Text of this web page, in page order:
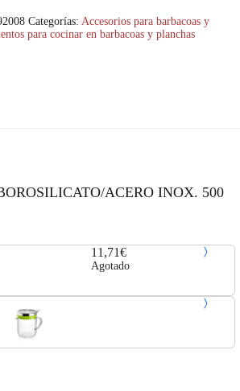
Categorías: Accesorios para barbacoas y
para cocinar en barbacoas y planchas
ACERO INOX. 500
11,71€
Agotado